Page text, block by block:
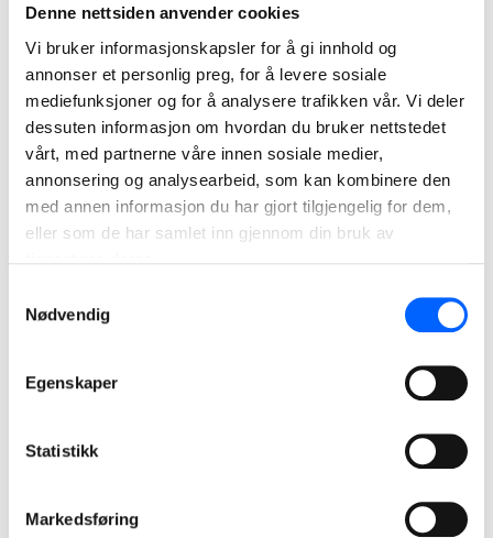
Denne nettsiden anvender cookies
Vi bruker informasjonskapsler for å gi innhold og
annonser et personlig preg, for å levere sosiale
mediefunksjoner og for å analysere trafikken vår. Vi deler
dessuten informasjon om hvordan du bruker nettstedet
vårt, med partnerne våre innen sosiale medier,
annonsering og analysearbeid, som kan kombinere den
med annen informasjon du har gjort tilgjengelig for dem,
eller som de har samlet inn gjennom din bruk av
Nødvendig
Egenskaper
Statistikk
Markedsføring
Undersjøiske tunneler, Færøyene
På Færøyene har NCC siden 2016 ferdigstilt to veitunneler
Les mer om prosjektet
2023